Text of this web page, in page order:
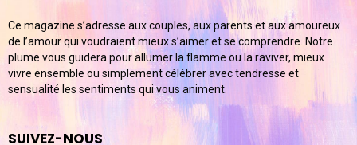
Ce magazine s’adresse aux couples, aux parents et aux amoureux
de l’amour qui voudraient mieux s’aimer et se comprendre. Notre
plume vous guidera pour allumer la flamme ou la raviver, mieux
vivre ensemble ou simplement célébrer avec tendresse et
sensualité les sentiments qui vous animent.
SUIVEZ-NOUS